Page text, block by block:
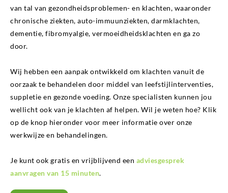
van tal van gezondheidsproblemen- en klachten, waaronder
chronische ziekten, auto-immuunziekten, darmklachten,
dementie, fibromyalgie, vermoeidheidsklachten en ga zo
door.
Wij hebben een aanpak ontwikkeld om klachten vanuit de
oorzaak te behandelen door middel van leefstijlinterventies,
suppletie en gezonde voeding. Onze specialisten kunnen jou
wellicht ook van je klachten af helpen. Wil je weten hoe? Klik
op de knop hieronder voor meer informatie over onze
werkwijze en behandelingen.
Je kunt ook gratis en vrijblijvend een adviesgesprek
aanvragen van 15 minuten.